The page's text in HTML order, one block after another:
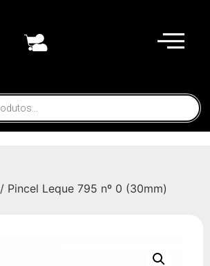
/ Pincel Leque 795 nº 0 (30mm)